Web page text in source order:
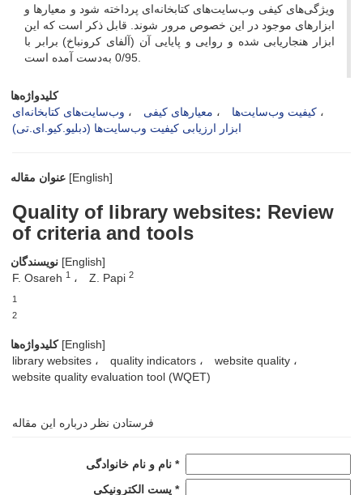
ویژگی‌های کیفی وب‌سایت‌های کتابخانه‌ای پرداخته شود و معیارها و
ابزارهای موجود در این خصوص مرور شوند. قابل ذکر است که این
ابزار هنجاریابی شده و روایی و پایایی آن (آلفای کرونباخ) برابر با
کلیدواژه‌ها
وب‌سایت‌های کتابخانه‌ای
معیارهای کیفی
کیفیت وب‌سایت‌ها
ابزار ارزیابی کیفیت وب‌سایت‌ها (دبلیو.کیو.ای.تی)
عنوان مقاله [English]
Quality of library websites: Review
of criteria and tools
نویسندگان [English]
F. Osareh 1 Z. Papi 2
1
2
کلیدواژه‌ها[English]
library websites
quality indicators
website quality
website quality evaluation tool (WQET)
فرستادن نظر درباره این مقاله
نام و نام خانوادگی *
پست الکترونیکی *